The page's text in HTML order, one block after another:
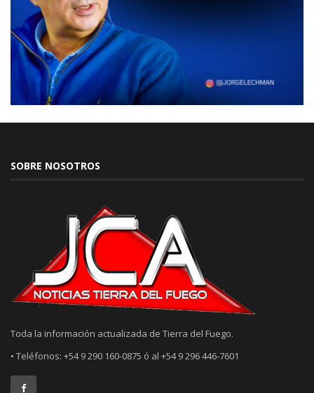
SOBRE NOSOTROS
Toda la información actualizada de Tierra del Fuego.
• Teléfonos: +54 9 290 160-0875 ó al +54 9 296 446-7601